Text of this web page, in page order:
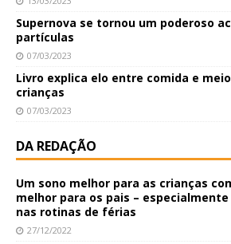
Supernova se tornou um poderoso
partículas
07/03/2023
Livro explica elo entre comida e
crianças
07/03/2023
DA REDAÇÃO
Um sono melhor para as crianças
melhor para os pais –
nas rotinas de férias
27/12/2022